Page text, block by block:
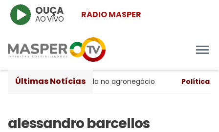
RÁDIO MASPER
OUÇA
AO VIVO
Últimas Notícias
apesar da queda no agronegócio Política-